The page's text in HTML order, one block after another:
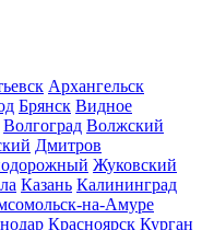
Архангельск
Брянск Видное
Волгоград Волжский
Дмитров
Жуковский
Казань Калининград
на-Амуре
Красноярск Курган